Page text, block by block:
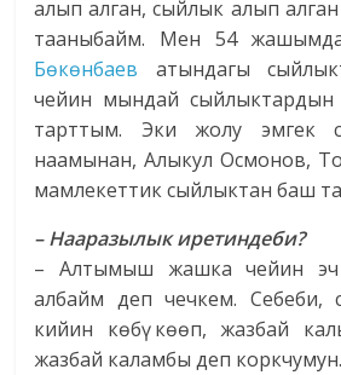
алып алган, сыйлык алып
тааныбайм. Мен 54
Бөкөнбаев атындагы
чейин мындай
тарттым. Эки жолу эмгек
наамынан, Алыкул Осмонов,
мамлекеттик сыйлыктан баш
– Нааразылык иретиндеби?
– Алтымыш жашка чейин эч
албайм деп чечкем. Себеби,
кийин көбү көөп, жазбай
жазбай каламбы деп коркчумун.